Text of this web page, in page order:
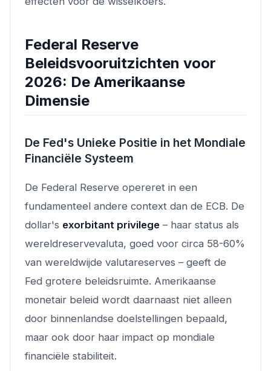
Federal Reserve
Beleidsvooruitzichten voor
2026: De Amerikaanse
Dimensie
De Fed's Unieke Positie in het Mondiale
Financiële Systeem
De Federal Reserve opereret in een
fundamenteel andere context dan de ECB. De
dollar's exorbitant privilege – haar status als
wereldreservevaluta, goed voor circa 58-60%
van wereldwijde valutareserves – geeft de
Fed grotere beleidsruimte. Amerikaanse
monetair beleid wordt daarnaast niet alleen
door binnenlandse doelstellingen bepaald,
maar ook door haar impact op mondiale
financiële stabiliteit.